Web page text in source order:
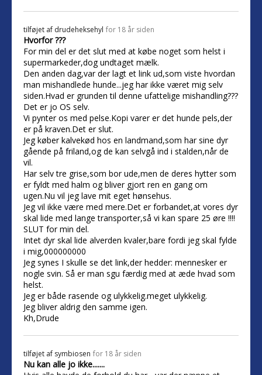
tilføjet af drudeheksehyl for 18 år siden
Hvorfor ???
For min del er det slut med at købe noget som helst i
supermarkeder,dog undtaget mælk.
Den anden dag,var der lagt et link ud,som viste hvordan
man mishandlede hunde...jeg har ikke været mig selv
siden.Hvad er grunden til denne ufattelige mishandling???
Det er jo OS selv.
Vi pynter os med pelse.Kopi varer er det hunde pels,der
er på kraven.Det er slut.
Jeg køber kalvekød hos en landmand,som har sine dyr
gående på friland,og de kan selvgå ind i stalden,når de
vil.
Har selv tre grise,som bor ude,men de deres hytter som
er fyldt med halm og bliver gjort ren en gang om
ugen.Nu vil jeg lave mit eget hønsehus.
Jeg vil ikke være med mere.Det er forbandet,at vores dyr
skal lide med lange transporter,så vi kan spare 25 øre !!!!
SLUT for min del.
Intet dyr skal lide alverden kvaler,bare fordi jeg skal fylde
i mig,000000000
Jeg synes I skulle se det link,der hedder: mennesker er
nogle svin. Så er man sgu færdig med at æde hvad som
helst.
Jeg er både rasende og ulykkelig.meget ulykkelig.
Jeg bliver aldrig den samme igen.
Kh,Drude
tilføjet af symbiosen for 18 år siden
Nu kan alle jo ikke.......